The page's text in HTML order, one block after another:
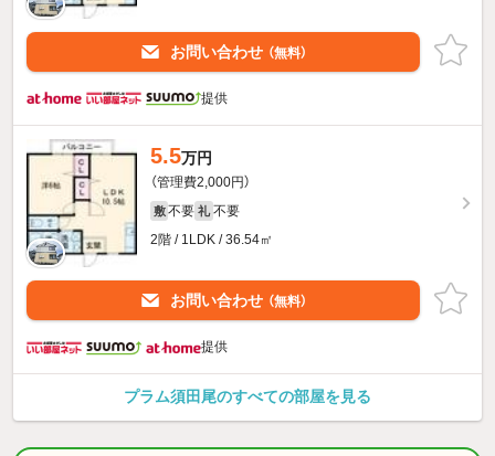
お問い合わせ （無料）
提供
5.5万円
（管理費2,000円）
敷 不要 礼 不要
2階 / 1LDK / 36.54㎡
お問い合わせ （無料）
提供
プラム須田尾のすべての部屋を見る